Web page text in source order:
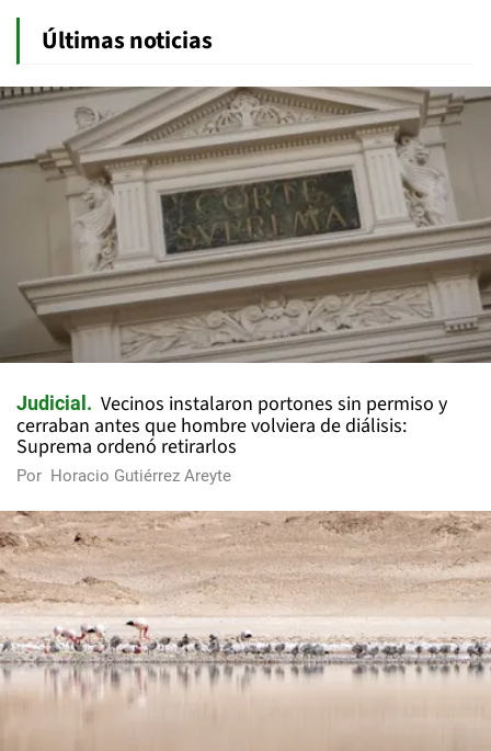
Últimas noticias
Judicial
Vecinos instalaron portones sin permiso y
cerraban antes que hombre volviera de diálisis:
Suprema ordenó retirarlos
Por Horacio Gutiérrez Areyte